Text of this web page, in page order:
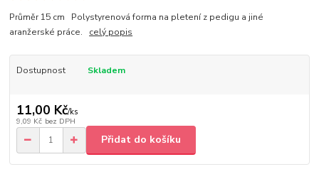
Průměr 15 cm Polystyrenová forma na pletení z pedigu a jiné
aranžerské práce. celý popis
Dostupnost Skladem
11,00 Kč/ks
9,09 Kč bez DPH
Přidat do košíku